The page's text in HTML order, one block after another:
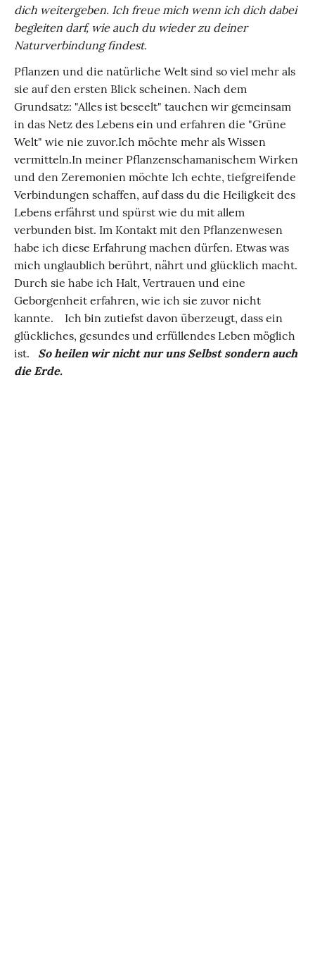
dich weitergeben. Ich freue mich wenn ich dich dabei
begleiten darf, wie auch du wieder zu deiner
Naturverbindung findest.
Pflanzen und die natürliche Welt sind so viel mehr als
sie auf den ersten Blick scheinen. Nach dem
Grundsatz: "Alles ist beseelt" tauchen wir gemeinsam
in das Netz des Lebens ein und erfahren die "Grüne
Welt" wie nie zuvor. ​ Ich möchte mehr als Wissen
vermitteln. ​ In meiner Pflanzenschamanischem Wirken
und den Zeremonien möchte Ich echte, tiefgreifende
Verbindungen schaffen, auf dass du die Heiligkeit des
Lebens erfährst und spürst wie du mit allem
verbunden bist. Im Kontakt mit den Pflanzenwesen
habe ich diese Erfahrung machen dürfen. Etwas was
mich unglaublich berührt, nährt und glücklich macht.
Durch sie habe ich Halt, Vertrauen und eine
Geborgenheit erfahren, wie ich sie zuvor nicht
kannte. Ich bin zutiefst davon überzeugt, dass ein
glückliches, gesundes und erfüllendes Leben möglich
ist. So heilen wir nicht nur uns Selbst sondern auch
die Erde.